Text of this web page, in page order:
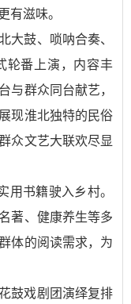
有滋味。
大鼓、唢呐合奏、
轮番上演，内容丰
与群众同台献艺，
现淮北独特的民俗
众文艺大联欢尽显
用书籍驶入乡村。
著、健康养生等多
体的阅读需求，为
鼓戏剧团演绎复排